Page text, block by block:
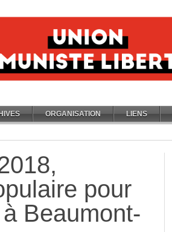
ORGANISATION LIENS
pour
Beaumont-